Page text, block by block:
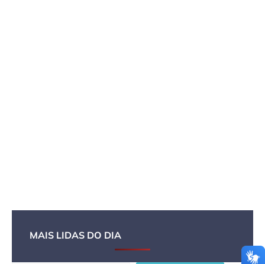
MAIS LIDAS DO DIA